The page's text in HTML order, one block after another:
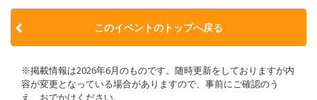
このイベントのトップへ戻る
※掲載情報は2026年6月のものです。随時更新をしておりますが内
容が変更となっている場合がありますので、事前にご確認のう
え、おでかけください。